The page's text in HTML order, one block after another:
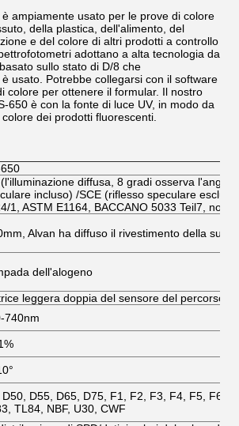
ampiamente usato per le prove di colore
della plastica, dell'alimento, del
e del colore di altri prodotti a controllo
adottano a alta tecnologia da
sullo stato di D/8 che
usato. Potrebbe collegarsi con il software
colore per ottenere il formular. Il nostro
650 è con la fonte di luce UV, in modo da
dei prodotti fluorescenti.
diffusa, 8 gradi osserva
incluso) /SCE (riflesso speculare
1, ASTM E1164, BACCANO 5033 Teil7,
Alvan ha diffuso il rivestimento della
dell'alogeno
leggera doppia del sensore del percorso
740nm
D50, D55, D65, D75, F1, F2, F3, F4, F5, F6,
TL84, NBF, U30, CWF